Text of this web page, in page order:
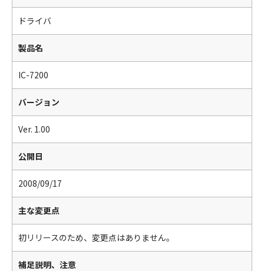
ドライバ
製品名
IC-7200
バージョン
Ver. 1.00
公開日
2008/09/17
主な変更点
初リリースのため、変更点はありません。
補足説明、注意